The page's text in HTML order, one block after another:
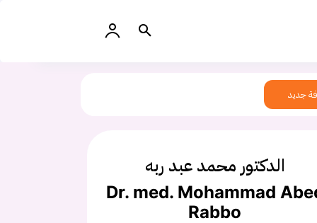
جديد
الدكتور محمد عبد ربه
Dr. med. Mohammad
Rabbo